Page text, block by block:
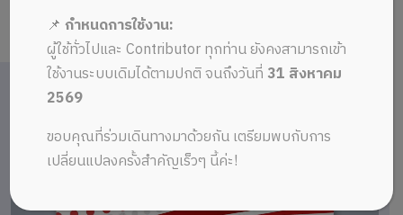
📌กำหนดการใช้งาน:
ผู้ใช้ทั่วไปและ Contributor ทุกท่าน ยังคงสามารถเข้า
ใช้งานระบบเดิมได้ตามปกติ จนถึงวันที่ 31 สิงหาคม
2569
ขอบคุณที่ร่วมเดินทางมาด้วยกัน เตรียมพบกับการ
เปลี่ยนแปลงครั้งสำคัญเร็วๆ นี้ค่ะ!